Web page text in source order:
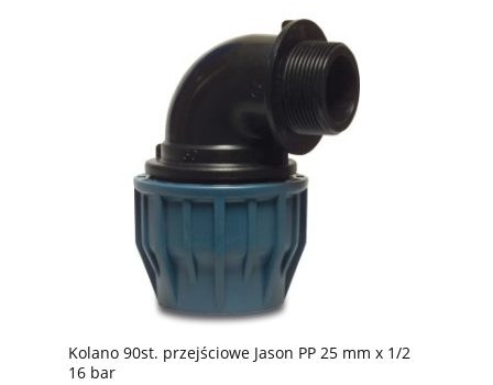
Kolano 90st. przejściowe Jason PP 25 mm x 1/2
16 bar